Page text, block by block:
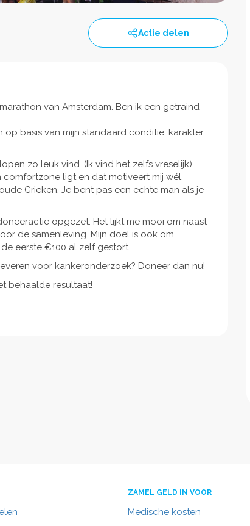
Actie delen
van Amsterdam. Ben ik een getraind
basis van mijn standaard conditie, karakter
zo leuk vind. (Ik vind het zelfs vreselijk).
ligt en dat motiveert mij wél.
Grieken. Je bent pas een echte man als je
opgezet. Het lijkt me mooi om naast
de samenleving. Mijn doel is ook om
eerste €100 al zelf gestort.
voor kankeronderzoek? Doneer dan nu!
behaalde resultaat!
ZAMEL GELD IN VOOR
Medische kosten